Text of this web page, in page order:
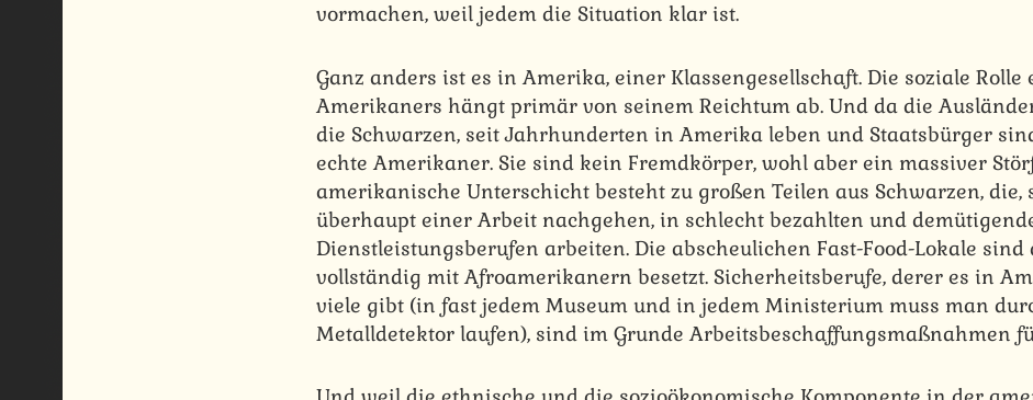
vormachen, weil jedem die Situation klar ist.
Ganz anders ist es in Amerika, einer Klassengesellschaft. Die soziale Rolle
Amerikaners hängt primär von seinem Reichtum ab. Und da die
die Schwarzen, seit Jahrhunderten in Amerika leben und Staatsbürger
echte Amerikaner. Sie sind kein Fremdkörper, wohl aber ein massiver
amerikanische Unterschicht besteht zu großen Teilen aus Schwarzen, die,
überhaupt einer Arbeit nachgehen, in schlecht bezahlten und
Dienstleistungsberufen arbeiten. Die abscheulichen Fast-Food-Lokale sind
vollständig mit Afroamerikanern besetzt. Sicherheitsberufe, derer es in
viele gibt (in fast jedem Museum und in jedem Ministerium muss man
Metalldetektor laufen), sind im Grunde Arbeitsbeschaffungsmaßnahmen